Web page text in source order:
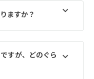
ますか？
すが、どのぐら